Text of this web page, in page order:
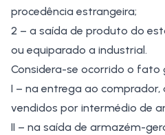
procedência estrangeira;
2 – a saída de produto do
ou equiparado a industrial.
Considera-se ocorrido o fato
I – na entrega ao
vendidos por intermédio de
II – na saída de armazém-